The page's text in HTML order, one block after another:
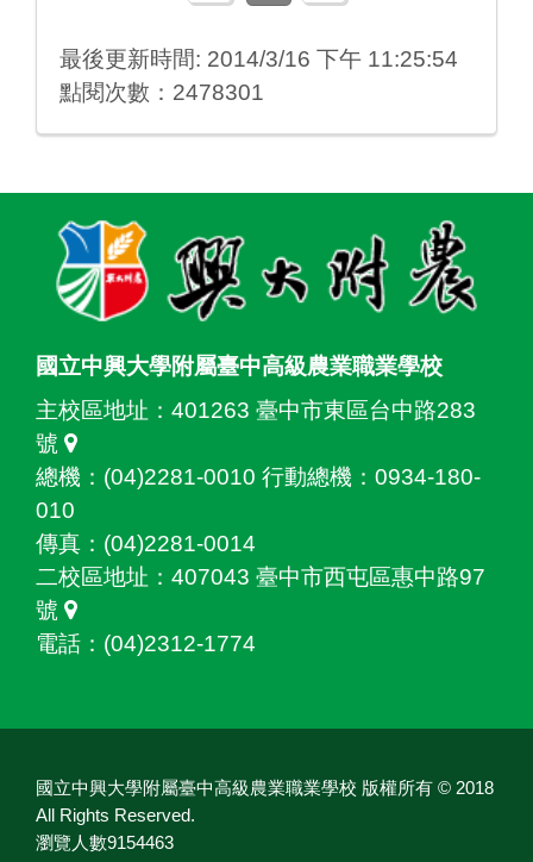
最後更新時間: 2014/3/16 下午 11:25:54
點閱次數：2478301
國立中興大學附屬臺中高級農業職業學校
主校區地址： 401263 臺中市東區台中路283
號
總機：(04)2281-0010 行動總機：0934-180-
010
傳真：(04)2281-0014
二校區地址： 407043 臺中市西屯區惠中路97
號
電話：(04)2312-1774
國立中興大學附屬臺中高級農業職業學校 版權所有 © 2018
All Rights Reserved.
瀏覽人數9154463